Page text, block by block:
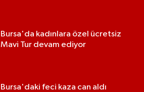
Bursa'da kadınlara özel ücretsiz
Mavi Tur devam ediyor
Bursa'daki feci kaza can aldı